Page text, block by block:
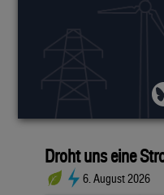
Droht uns eine
6. August 2026